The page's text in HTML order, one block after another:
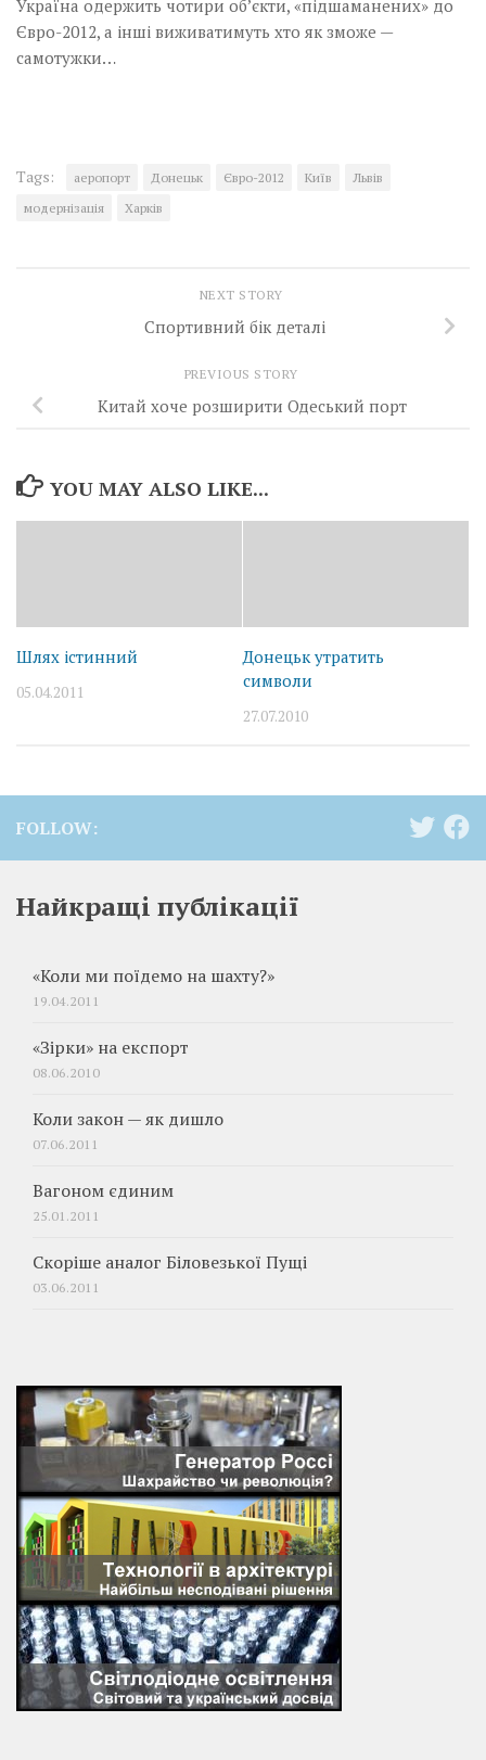
Україна одержить чотири об’єкти, «підшаманених» до
Євро-2012, а інші виживатимуть хто як зможе —
самотужки…
Tags: аеропорт Донецьк Євро-2012 Київ
Львів
модернізація
Харків
NEXT STORY
Спортивний бік деталі
PREVIOUS STORY
Китай хоче розширити Одеський порт
YOU MAY ALSO LIKE...
Шлях істинний
05.04.2011
Донецьк утратить
символи
27.07.2010
FOLLOW:
Найкращі публікації
«Коли ми поїдемо на шахту?»
19.04.2011
«Зірки» на експорт
08.06.2010
Коли закон — як дишло
07.06.2011
Вагоном єдиним
25.01.2011
Скоріше аналог Біловезької Пущі
03.06.2011